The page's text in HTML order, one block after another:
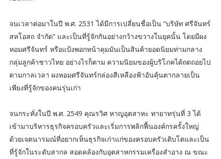
จนเวลาต่อมาในปี พ.ศ. 2531 ได้มีการเปลี่ยนชื่อเป็น “บริษัท ศรีจันทร์
สหโอสถ จำกัด” และเป็นที่รู้จักกันอย่างกว้างขวางในยุคนั้น โดยมีผง
หอมศรีจันทร์ หรือแป้งพอกหน้าคุมมันเป็นสินค้ายอดนิยมท่ามกลาง
กลุ่มลูกค้าชาวไทย อย่างไรก็ตาม ความนิยมของผู้บริโภคได้ถดถอยไป
ตามกาลเวลา ผงหอมศรีจันทร์กล่องสีเหลืองฟ้าอันคุ้นตากลายเป็น
เพียงที่รู้จักของคนรุ่นเก่า
จนกระทั่งในปี พ.ศ. 2549 คุณรวิศ หาญอุตสาหะ ทายาทรุ่นที่ 3 ได้
เข้ามาบริหารธุรกิจครอบครัวและเริ่มการพลิกฟื้นองค์กรครั้งใหญ่
ด้วยเจตนารมณ์ที่อยากเห็นธุรกิจเก่าแก่ของครอบครัวเติบโตและเป็น
ที่รู้จักในระดับสากล สอดคล้องกับอุตสาหกรรมเครื่องสำอาง ณ ขณะ